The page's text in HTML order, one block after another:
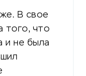
В свое
того, что
и не была